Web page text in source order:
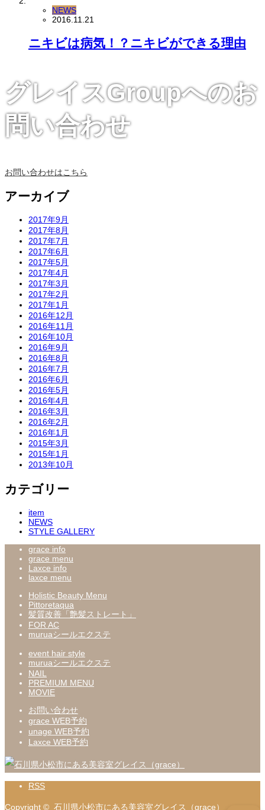
NEWS
2016.11.21
ニキビは病気！？ニキビができる理由
グレイスGroupへのお
問い合わせ
お問い合わせはこちら
アーカイブ
2017年9月
2017年8月
2017年7月
2017年6月
2017年5月
2017年4月
2017年3月
2017年2月
2017年1月
2016年12月
2016年11月
2016年10月
2016年9月
2016年8月
2016年7月
2016年6月
2016年5月
2016年4月
2016年3月
2016年2月
2016年1月
2015年3月
2015年1月
2013年10月
カテゴリー
item
NEWS
STYLE GALLERY
grace info
grace menu
Laxce info
laxce menu
Holistic Beauty Menu
Pittoretaqua
髪質改善「艶髪ストレート」
FOR AC
muruaシールエクステ
event hair style
muruaシールエクステ
NAIL
PREMIUM MENU
MOVIE
お問い合わせ
grace WEB予約
unage WEB予約
Laxce WEB予約
RSS
Copyright © 石川県小松市にある美容室グレイス（grace）